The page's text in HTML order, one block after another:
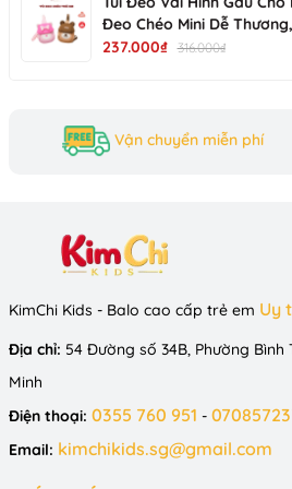
Đeo Chéo Mini Dễ
Chơi R137
237.000₫ 316.000₫
Vận chuyển miễn phí
KimChi Kids - Balo cao cấp trẻ em Uy
Địa chỉ: 54 Đường số 34B, Phường Bình
Minh
Điện thoại: 0355 760 951 -
Email: kimchikids.sg@gmail.com